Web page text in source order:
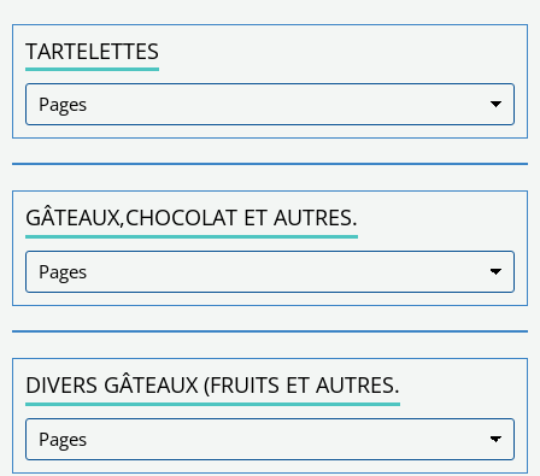
TARTELETTES
GÂTEAUX,CHOCOLAT ET AUTRES.
DIVERS GÂTEAUX (FRUITS ET AUTRES.